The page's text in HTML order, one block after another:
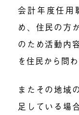
会計年度任用
め、住民の方
のため活動内
を住民から問
またその地域
足している場